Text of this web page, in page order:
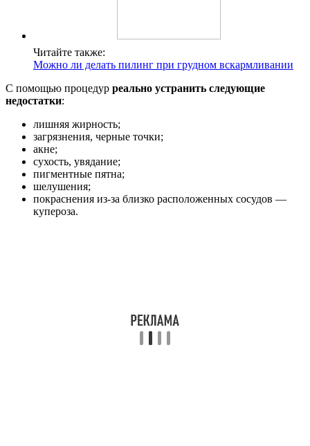
Читайте также:
Можно ли делать пилинг при грудном вскармливании
С помощью процедур реально устранить следующие
недостатки:
лишняя жирность;
загрязнения, черные точки;
акне;
сухость, увядание;
пигментные пятна;
шелушения;
покраснения из-за близко расположенных сосудов —
купероза.